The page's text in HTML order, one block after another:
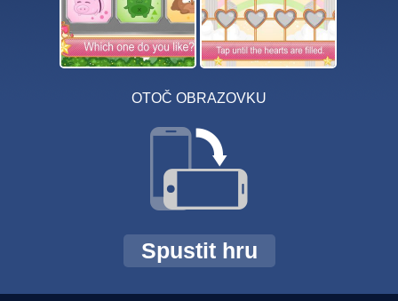
OTOČ OBRAZOVKU
Spustit hru